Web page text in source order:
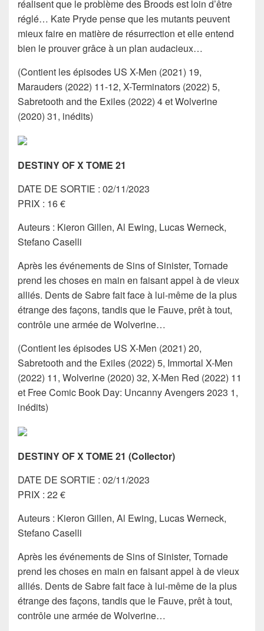
réalisent que le problème des Broods est loin d’être
réglé… Kate Pryde pense que les mutants peuvent
mieux faire en matière de résurrection et elle entend
bien le prouver grâce à un plan audacieux…
(Contient les épisodes US X-Men (2021) 19,
Marauders (2022) 11-12, X-Terminators (2022) 5,
Sabretooth and the Exiles (2022) 4 et Wolverine
(2020) 31, inédits)
DESTINY OF X TOME 21
DATE DE SORTIE : 02/11/2023
PRIX : 16 €
Auteurs : Kieron Gillen, Al Ewing, Lucas Werneck,
Stefano Caselli
Après les événements de Sins of Sinister, Tornade
prend les choses en main en faisant appel à de vieux
alliés. Dents de Sabre fait face à lui-même de la plus
étrange des façons, tandis que le Fauve, prêt à tout,
contrôle une armée de Wolverine…
(Contient les épisodes US X-Men (2021) 20,
Sabretooth and the Exiles (2022) 5, Immortal X-Men
(2022) 11, Wolverine (2020) 32, X-Men Red (2022) 11
et Free Comic Book Day: Uncanny Avengers 2023 1,
inédits)
DESTINY OF X TOME 21 (Collector)
DATE DE SORTIE : 02/11/2023
PRIX : 22 €
Auteurs : Kieron Gillen, Al Ewing, Lucas Werneck,
Stefano Caselli
Après les événements de Sins of Sinister, Tornade
prend les choses en main en faisant appel à de vieux
alliés. Dents de Sabre fait face à lui-même de la plus
étrange des façons, tandis que le Fauve, prêt à tout,
contrôle une armée de Wolverine…